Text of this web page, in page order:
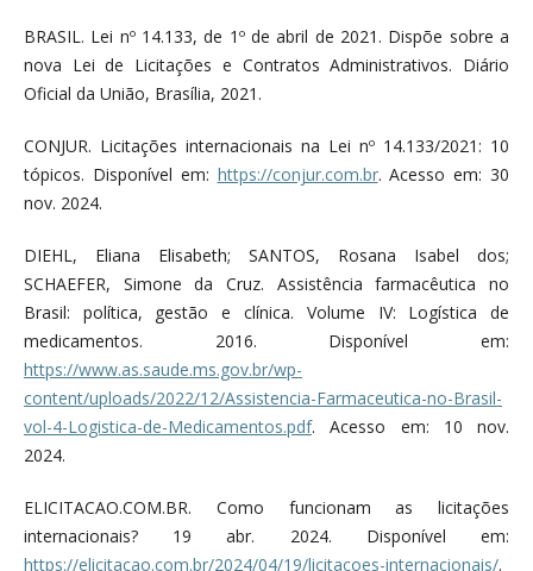
BRASIL. Lei nº 14.133, de 1º de abril de 2021. Dispõe sobre a
nova Lei de Licitações e Contratos Administrativos. Diário
Oficial da União, Brasília, 2021.
CONJUR. Licitações internacionais na Lei nº 14.133/2021: 10
tópicos. Disponível em: https://conjur.com.br. Acesso em: 30
nov. 2024.
DIEHL, Eliana Elisabeth; SANTOS, Rosana Isabel dos;
SCHAEFER, Simone da Cruz. Assistência farmacêutica no
Brasil: política, gestão e clínica. Volume IV: Logística de
medicamentos. 2016. Disponível em:
https://www.as.saude.ms.gov.br/wp-
content/uploads/2022/12/Assistencia-Farmaceutica-no-Brasil-
vol-4-Logistica-de-Medicamentos.pdf. Acesso em: 10 nov.
2024.
ELICITACAO.COM.BR. Como funcionam as licitações
internacionais? 19 abr. 2024. Disponível em:
https://elicitacao.com.br/2024/04/19/licitacoes-internacionais/.